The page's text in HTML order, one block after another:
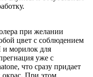
при желании
цвет с соблюдением
и морилок для
уже с
что сразу придает
При этом